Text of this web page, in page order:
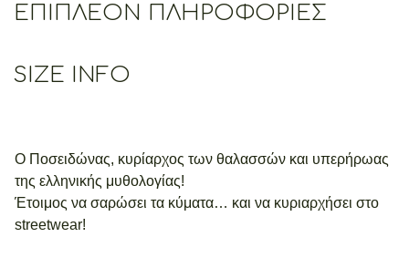
ΕΠΙΠΛΈΟΝ ΠΛΗΡΟΦΟΡΊΕΣ
SIZE INFO
Ο Ποσειδώνας, κυρίαρχος των θαλασσών και υπερήρωας
της ελληνικής μυθολογίας!
Έτοιμος να σαρώσει τα κύματα… και να κυριαρχήσει στο
streetwear!